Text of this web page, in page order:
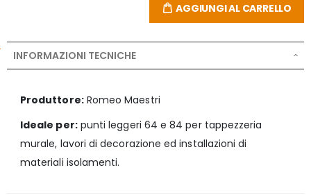
AGGIUNGI AL CARRELLO
INFORMAZIONI TECNICHE
Produttore:Romeo Maestri
Ideale per:punti leggeri 64 e 84 per tappezzeria
murale, lavori di decorazione ed installazioni di
materiali isolamenti.